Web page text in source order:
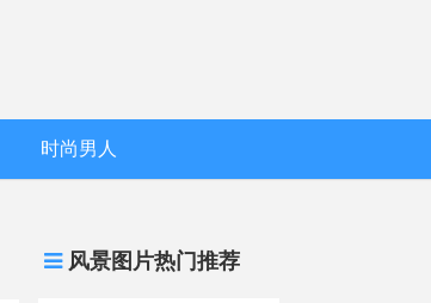
时尚男人
风景图片热门推荐